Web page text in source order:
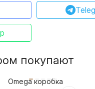
покупают
Omega коробка